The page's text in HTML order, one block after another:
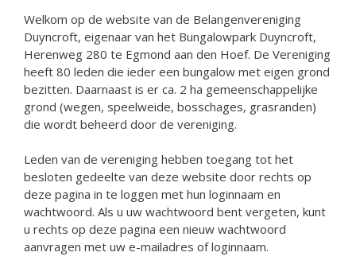
Welkom op de website van de Belangenvereniging
Duyncroft, eigenaar van het Bungalowpark Duyncroft,
Herenweg 280 te Egmond aan den Hoef. De Vereniging
heeft 80 leden die ieder een bungalow met eigen grond
bezitten. Daarnaast is er ca. 2 ha gemeenschappelijke
grond (wegen, speelweide, bosschages, grasranden)
die wordt beheerd door de vereniging.
Leden van de vereniging hebben toegang tot het
besloten gedeelte van deze website door rechts op
deze pagina in te loggen met hun loginnaam en
wachtwoord. Als u uw wachtwoord bent vergeten, kunt
u rechts op deze pagina een nieuw wachtwoord
aanvragen met uw e-mailadres of loginnaam.